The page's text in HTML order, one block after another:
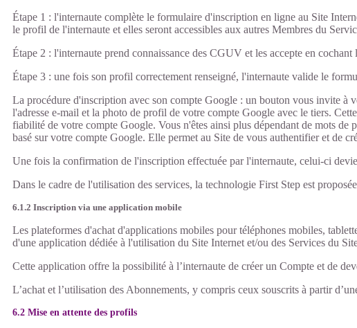
Étape 1 : l'internaute complète le formulaire d'inscription en ligne au Site
le profil de l'internaute et elles seront accessibles aux autres Membres du
Étape 2 : l'internaute prend connaissance des CGUV et les accepte en
Étape 3 : une fois son profil correctement renseigné, l'internaute valide le
La procédure d'inscription avec son compte Google : un bouton vous invite à
l'adresse e-mail et la photo de profil de votre compte Google avec le tiers.
fiabilité de votre compte Google. Vous n'êtes ainsi plus dépendant de mots de
basé sur votre compte Google. Elle permet au Site de vous authentifier et de
Une fois la confirmation de l'inscription effectuée par l'internaute, celui-ci
Dans le cadre de l'utilisation des services, la technologie First Step est
6.1.2 Inscription via une application mobile
Les plateformes d'achat d'applications mobiles pour téléphones mobiles,
d'une application dédiée à l'utilisation du Site Internet et/ou des Services du
Cette application offre la possibilité à l’internaute de créer un Compte et de
L’achat et l’utilisation des Abonnements, y compris ceux souscrits à partir
6.2 Mise en attente des profils